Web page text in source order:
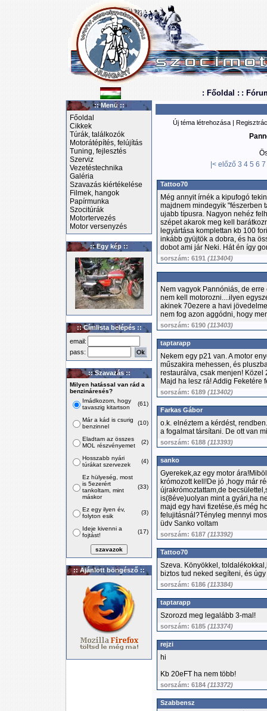
: Főoldal : :
:: Menü ::
Főoldal
Cikkek
Túrák, találkozók
Motorátépítés, felújítás
Tuning, fejlesztés
Szerviz
Vezetéstechnika
Galéria
Szavazás kiértékelése
Filmek, hangok
Papírmunka
Szocitúrák
Motortervezés
Motor versenyzés
:: Egy kép ::
:: Címlista belépés ::
email:
pass:
:: Szavazás ::
Milyen hatással van rád a
benzináresés?
Imádkozom, hogy
tavaszig kitartson
(61)
Már a kád is csurig
benzinnel
(10)
Eladtam az összes
MOL részvényemet
(2)
Hosszabb nyári
túrákat szervezek
(4)
Ez hülyeség, most
is 5ezerért
tankoltam, mint
máskor
(33)
Ez egy ilyen év,
folyton esik
(3)
Ideje kivenni a
fojtást!
(17)
:: Ajánlott böngésző ::
Új téma létrehozása |
|< előző 3 4 5 6 7
Tattoo70
Még annyit írnék a kipufogó
majdnem mindegyik "fészerben
ujabb típusra. Nagyon nehéz
szépet akarok meg kell
legyártása komplettan kb 100
inkább gyüjtök a dobra, és ha
dobot ami jár Neki. Hát én így
sorszám: 6191 (113404)
Nem vagyok Pannóniás, de
nem kell motorozni....ilyen
akinek 70ezere a havi
nem fog azon aggódni, hogy
sorszám: 6190 (113403)
taptarapp
Nekem egy p21 van. A motor
műszakira mehessen, és
restaurálva, csak menjen! Közel
Majd ha lesz rá! Addig Feketére
sorszám: 6189 (113402)
Farkas Gábor
o.k. elnéztem a kérdést,
a fogalmat társítani. De ott van
sorszám: 6188 (113393)
sanko
Gyerekek,az egy motor
krómozott kell!De jó ,hogy már
újrakrómoztattam,de
is(8éve)uolyan mint a gyári,ha
majd egy havi fizetése,és még
felujitásnál?Tényleg mennyi
üdv Sanko voltam
sorszám: 6187 (113392)
Tattoo70
Szeva. Könyökkel,
biztos tud neked segíteni, és
sorszám: 6186 (113384)
taptarapp
Szorozd meg legalább 3-mal!
sorszám: 6185 (113374)
rejzi
hi
Kb 20eFT ha nem több!
sorszám: 6184 (113372)
Szabbensz